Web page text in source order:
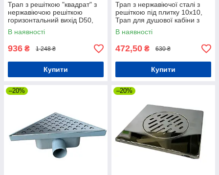
Трап з решіткою "квадрат" з
нержавіючою решіткою
горизонтальний вихід D50,
20х20 см
В наявності
936 ₴ 1 248 ₴
Купити
Трап з нержавіючої сталі з
решіткою під плитку 10х10,
Трап для душової кабіни з
гідрозатвором
В наявності
472,50 ₴ 630 ₴
Купити
–20% –20%